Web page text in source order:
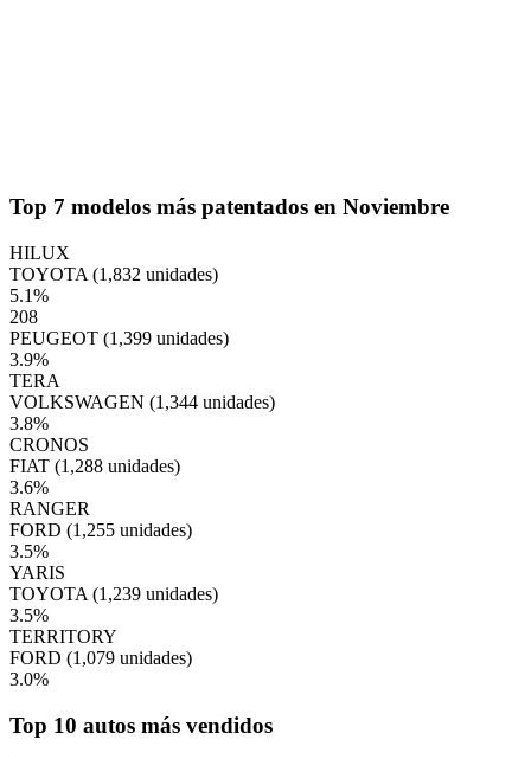
Top 7 modelos más patentados en Noviembre
HILUX
TOYOTA (1,832 unidades)
5.1%
208
PEUGEOT (1,399 unidades)
3.9%
TERA
VOLKSWAGEN (1,344 unidades)
3.8%
CRONOS
FIAT (1,288 unidades)
3.6%
RANGER
FORD (1,255 unidades)
3.5%
YARIS
TOYOTA (1,239 unidades)
3.5%
TERRITORY
FORD (1,079 unidades)
3.0%
Top 10 autos más vendidos